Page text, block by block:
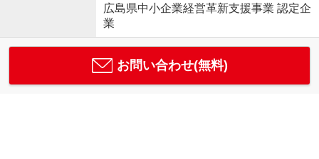
広島県中小企業経営革新支援事業 認定企
業
お問い合わせ(無料)